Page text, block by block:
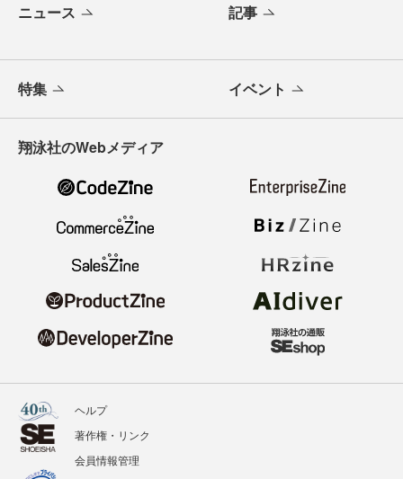
ニュース 記事
特集 イベント
翔泳社のWebメディア
ヘルプ
著作権・リンク
会員情報管理